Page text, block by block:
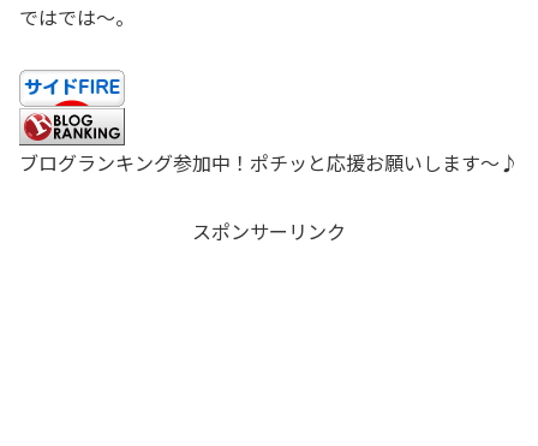
ではでは〜。
ブログランキング参加中！ポチッと応援お願いします〜♪
スポンサーリンク